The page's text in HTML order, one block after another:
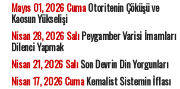
Mayıs 01, 2026 CumaOtoritenin Çöküşü ve
Kaosun Yükselişi
Nisan 28, 2026 SalıPeygamber Varisi İmamları
Dilenci Yapmak
Nisan 21, 2026 SalıSon Devrin Din Yorgunları
Nisan 17, 2026 CumaKemalist Sistemin İflası